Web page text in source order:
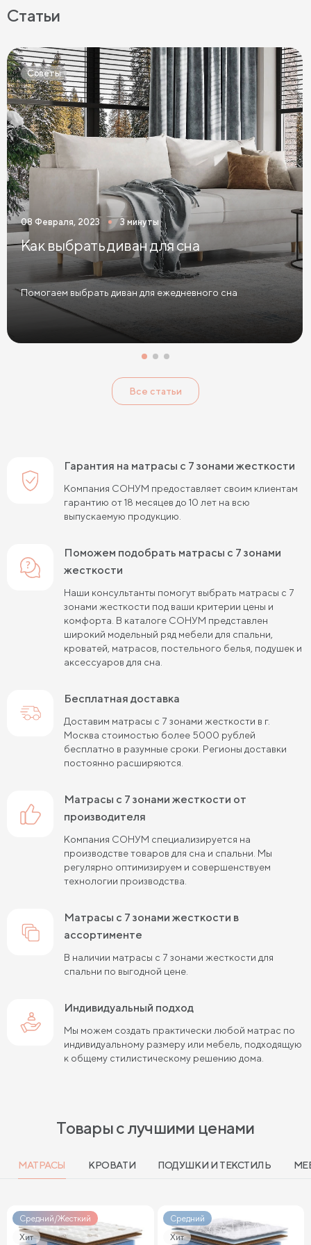
Тонкие матрасы Матрасы с независимыми пружинами
Матрасы из латекса Кокосовые матрасы
Матрасы из латекса и кокоса
Матрасы с эффектом памяти Высокие матрасы
Матрасы с 5 зонами жесткости
Матрасы с 7 зонами жесткости
Односпальные матрасы Двуспальные матрасы
Матрасы для кроватей
Матрасы для кроватей трансформеров
Тонкие мягкие матрасы Тонкие жесткие матрасы
Односпальные пружинные матрасы
Пружинные матрасы 120 см
Пружинные матрасы 140 см
Пружинные матрасы 180 см
Пружинные матрасы 80х190 см
Пружинные матрасы 90х200 см
Пружинные матрасы 120х200 см
Матрасы средней жесткости 160х200
Пружинные матрасы 160х200 см
Пружинные матрасы 180х200 см Матрасы в скрутке
Матрасы средней жесткости 200 на 200
Пружинные матрасы средней жесткости
Жесткие матрасы 120х200 см
Матрасы средней жесткости 140х200
Жесткие пружинные матрасы 160х200 см
Жесткие беспружинные матрасы 160х200 см
Мягкие беспружинные матрасы
Высокие двуспальные матрасы
Матрасы с независимыми пружинами 180х200 см
Статьи
Советы
08 Февраля, 2023 3 минуты
Как выбрать диван для сна
Помогаем выбрать диван для ежедневного сна
Все статьи
Гарантия на матрасы с 7 зонами жесткости
Компания СОНУМ предоставляет своим клиентам
гарантию от 18 месяцев до 10 лет на всю
выпускаемую продукцию.
Поможем подобрать матрасы с 7 зонами
жесткости
Наши консультанты помогут выбрать матрасы с 7
зонами жесткости под ваши критерии цены и
комфорта. В каталоге СОНУМ представлен
широкий модельный ряд мебели для спальни,
кроватей, матрасов, постельного белья, подушек и
аксессуаров для сна.
Бесплатная доставка
Доставим матрасы с 7 зонами жесткости в г.
Москва стоимостью более 5000 рублей
бесплатно в разумные сроки. Регионы доставки
постоянно расширяются.
матрасы с 7 зонами жесткости от
производителя
Компания СОНУМ специализируется на
производстве товаров для сна и спальни. Мы
регулярно оптимизируем и совершенствуем
технологии производства.
матрасы с 7 зонами жесткости в
ассортименте
В наличии матрасы с 7 зонами жесткости для
спальни по выгодной цене.
Индивидуальный подход
Мы можем создать практически любой матрас по
индивидуальному размеру или мебель, подходящую
к общему стилистическому решению дома.
Товары с лучшими ценами
МАТРАСЫ КРОВАТИ ПОДУШКИ И ТЕКСТИЛЬ
Средний/Жесткий
Хит
Средний
Хит